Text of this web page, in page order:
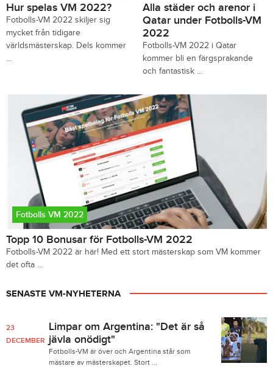
Hur spelas VM 2022?
Fotbolls-VM 2022 skiljer sig
mycket från tidigare
världsmästerskap. Dels kommer
...
Alla städer och arenor i
Qatar under Fotbolls-VM
2022
Fotbolls-VM 2022 i Qatar
kommer bli en färgsprakande
och fantastisk ...
Fotbolls VM 2022
Topp 10 Bonusar för Fotbolls-VM 2022
Fotbolls-VM 2022 är här! Med ett stort mästerskap som VM kommer
det ofta ...
SENASTE VM-NYHETERNA
23
DECEMBER
Limpar om Argentina: "Det är så
jävla onödigt"
Fotbolls-VM är över och Argentina står som
mästare av mästerskapet. Stort ...